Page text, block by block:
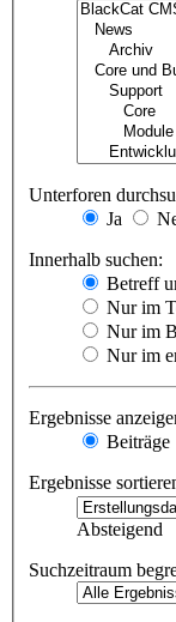
Unterforen
Ja
Innerhalb suchen:
Betreff
Nur im
Nur im
Nur im
Ergebnisse
Beiträge
Ergebnisse
Absteigend
Suchzeitraum